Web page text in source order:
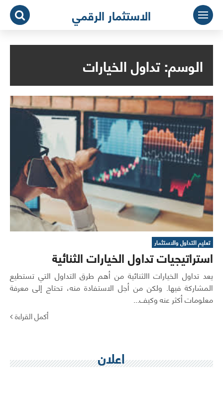
التجاوز
المحتوى
الاستثمار الرقمي
الوسم:تداول الخيارات
تعليم التداول والاستثمار
استراتيجيات تداول الخيارات الثنائية
يعد تداول الخيارات االثنائية من أهم طرق التداول التي تستطيع
المشاركة فيها. ولكن من أجل الاستفادة منه، تحتاج إلى معرفة
معلومات أكثر عنه وكيف...
أكمل القراءة
اعلان